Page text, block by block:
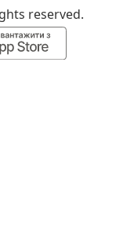
reserved.